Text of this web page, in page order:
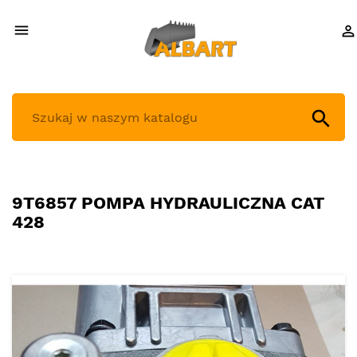
 

9T6857 POMPA HYDRAULICZNA CAT
428